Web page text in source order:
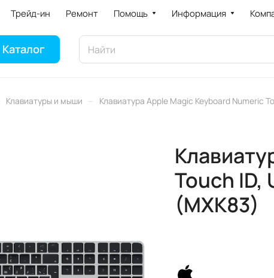
Трейд-ин Ремонт Помощь Информация
Каталог
Клавиатуры и мыши – Клавиатура Apple Magic Keyboard Numeric
Touch ID,
(MXK83)